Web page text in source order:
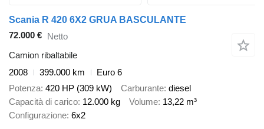
Scania R 420 6X2 GRUA BASCULANTE
72.000 € Netto
Camion ribaltabile
2008
399.000 km
Euro 6
Potenza 420 HP (309 kW) Carburante diesel
Capacità di carico 12.000 kg Volume 13,22 m³
Configurazione 6x2